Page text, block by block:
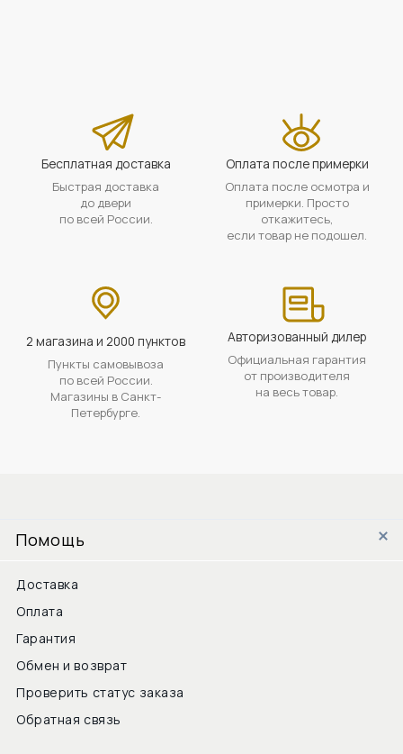
Бесплатная доставка
Быстрая доставка
до двери
по всей России.
Оплата после примерки
Оплата после осмотра и
примерки. Просто
откажитесь,
если товар не подошел.
2 магазина и 2000 пунктов
Пункты самовывоза
по всей России.
Магазины в Санкт-
Петербурге.
Авторизованный дилер
Официальная гарантия
от производителя
на весь товар.
Помощь
Доставка
Оплата
Гарантия
Обмен и возврат
Проверить статус заказа
Обратная связь